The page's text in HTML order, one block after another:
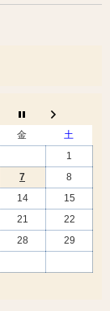
金
土
1
7
8
14
15
21
22
28
29